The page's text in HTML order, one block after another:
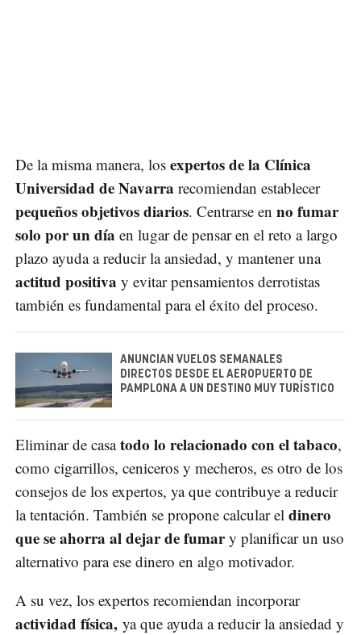
De la misma manera, los expertos de la Clínica
Universidad de Navarra recomiendan establecer
pequeños objetivos diarios. Centrarse en no fumar
solo por un día en lugar de pensar en el reto a largo
plazo ayuda a reducir la ansiedad, y mantener una
actitud positiva y evitar pensamientos derrotistas
también es fundamental para el éxito del proceso.
ANUNCIAN VUELOS SEMANALES
DIRECTOS DESDE EL AEROPUERTO DE
PAMPLONA A UN DESTINO MUY TURÍSTICO
Eliminar de casatodo lo relacionado con el tabaco,
como cigarrillos, ceniceros y mecheros, es otro de los
consejos de los expertos, ya que contribuye a reducir
la tentación. También se propone calcular el dinero
que se ahorra al dejar de fumary planificar un uso
alternativo para ese dinero en algo motivador.
A su vez, los expertos recomiendan incorporar
actividad física, ya que ayuda a reducir la ansiedad y